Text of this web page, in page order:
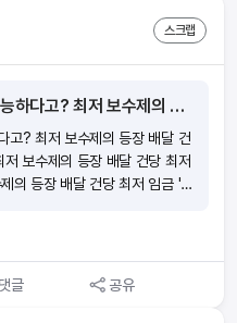
스크랩
배달 건당 최저 임금 '여전히' 가능하다고? 최저 보수제의 등장
고? 최저 보수제의 등장 배달 건
보수제의 등장 배달 건당 최저
의 등장 배달 건당 최저 임금 '여
댓글 공유